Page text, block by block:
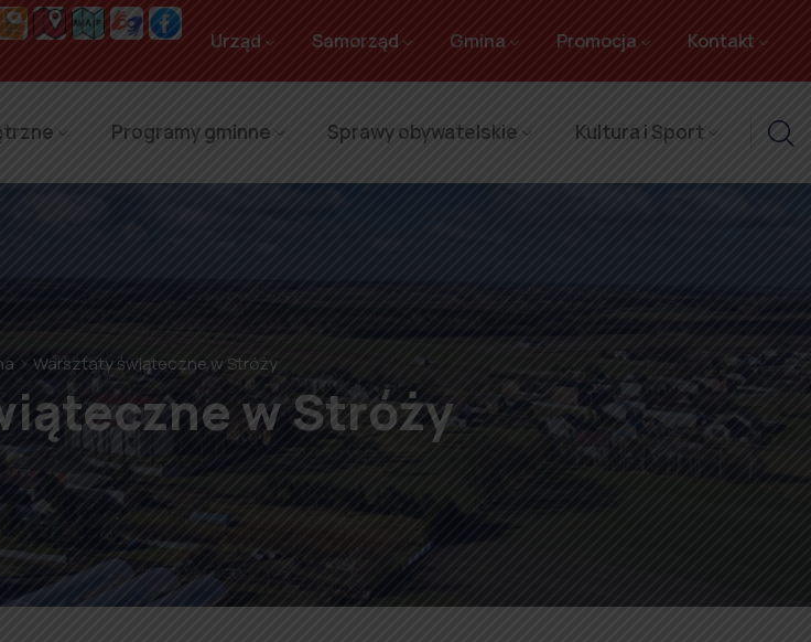
Urząd Samorząd Gmina Promocja Kontakt
Programy gminne Sprawy obywatelskie Kultura i Sport
Warsztaty świąteczne w Stróży
w Stróży